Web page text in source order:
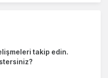
takip edin.